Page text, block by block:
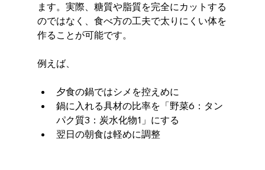
ます。実際、糖質や脂質を完全にカットする
のではなく、食べ方の工夫で太りにくい体を
作ることが可能です。
例えば、
夕食の鍋ではシメを控えめに
鍋に入れる具材の比率を「野菜6：タン
パク質3：炭水化物1」にする
翌日の朝食は軽めに調整